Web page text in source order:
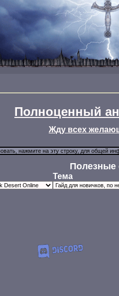
Полноценный
Жду всех
Полезные
Тема